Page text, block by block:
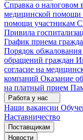
Справка о налоговом
медицинской помощи
помощи участникам
Привила
График приема
Порядок обжалования
обращений граждан
согласие на
компаний Оказание
на платный прием
Работа у нас
Наши вакансии
Наставничество
Поставщикам
Новости